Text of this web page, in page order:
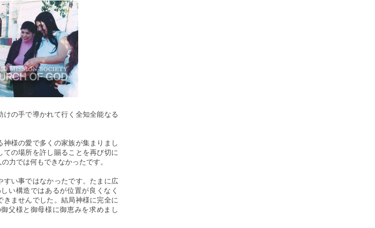
の手で導かれて行く全知全能なる
様の愛で多くの家族が集まりまし
の場所を許し賜ることを再び切に
力では何もできなかったです。
すい事ではなかったです。たまに広
い構造ではあるが位置が良くなく
ませんでした。結局神様に完全に
父様と御母様に御恵みを求めまし